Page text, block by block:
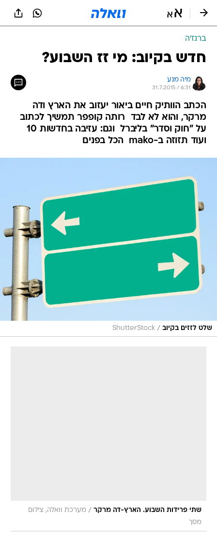
ברנז'ה
חדש בקיוב: מי זז השבוע?
מיה מנע
31.7.2015 / 6:31
הכתב הוותיק חיים ביאור יעזוב את הארץ ודה
מרקר, והוא לא לבד  רותה קופפר תמשיך לכתוב
על "חוק וסדר" בליברל  וגם: עזיבה בחדשות 10
ועוד תזוזה ב-mako  הכל בפנים
שלט לזזים בקיוב /
ShutterStock
שתי פרידות השבוע. הארץ-דה מרקר / מערכת וואלה, צילום
מסך